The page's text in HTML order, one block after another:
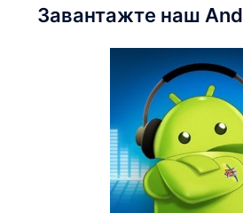
Завантажте наш